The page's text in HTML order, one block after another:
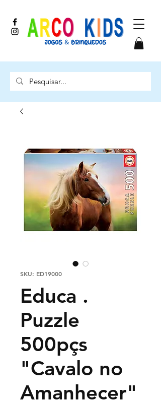
SKU: ED19000
Educa .
Puzzle
500pçs
"Cavalo no
Amanhecer"